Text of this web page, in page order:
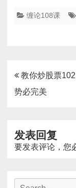
缠论108课
文
章
教你炒股票
势必完美
发表回复
要发表评论，您
Search